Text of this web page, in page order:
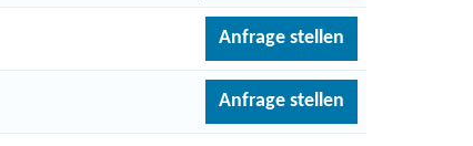
Anfrage stellen
Anfrage stellen